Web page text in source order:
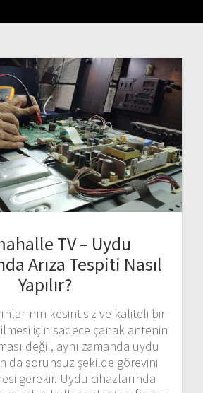
TV – Uydu
Arıza Tespiti Nasıl
Yapılır?
kesintisiz ve kaliteli bir
için sadece çanak antenin
değil, aynı zamanda uydu
da sorunsuz şekilde görevini
gerekir. Uydu cihazlarında